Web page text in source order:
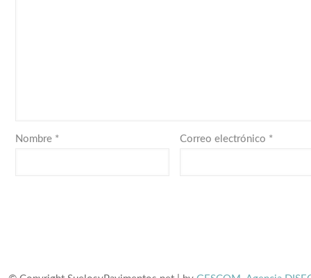
Nombre * Correo electrónico *